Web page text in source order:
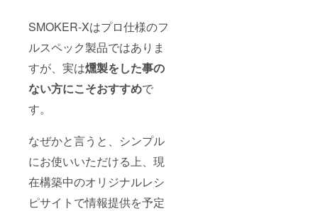
SMOKER-Xはプロ仕様のフ
ルスペック製品ではありま
すが、実は燻製をした事の
ない方にこそおすすめで
す。
なぜかと言うと、シンプル
にお使いいただける上、現
在構築中のオリジナルレシ
ピサイトで情報提供を予定